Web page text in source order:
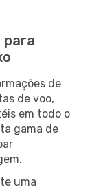
para
de
de voo,
em todo o
gama de
uma